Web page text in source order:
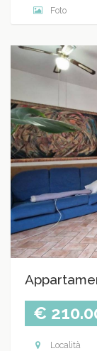
Foto
€
Località